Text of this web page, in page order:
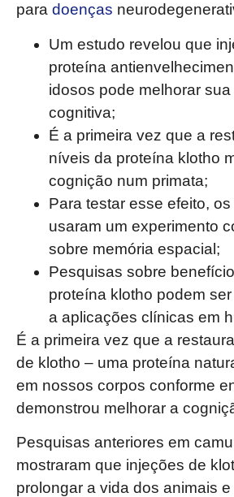
para doenças
Um estudo revelou que
proteína
idosos pode melhorar
cognitiva;
É a primeira vez que a
níveis da proteína klotho
cognição num primata;
Para testar esse efeito,
usaram um experimento
sobre memória espacial;
Pesquisas sobre
proteína klotho podem
a aplicações clínicas em
É a primeira vez que a
de klotho – uma proteína
em nossos corpos conforme
demonstrou melhorar a
Pesquisas anteriores em
mostraram que injeções de
prolongar a vida dos animais